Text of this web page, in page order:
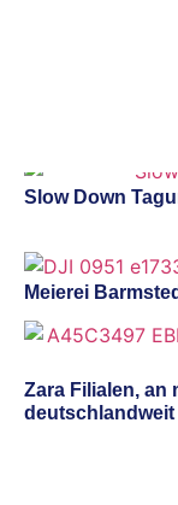
Slow Down
Meierei
Zara Filialen, an
deutschlandweit